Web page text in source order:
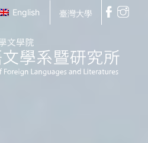
English 臺灣大學